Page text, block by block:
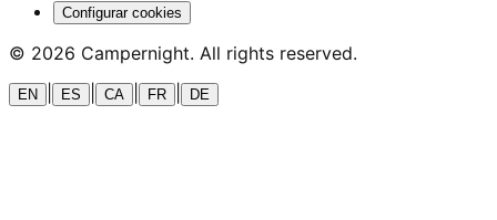
Configurar cookies
© 2026 Campernight. All rights reserved.
EN ES CA FR DE